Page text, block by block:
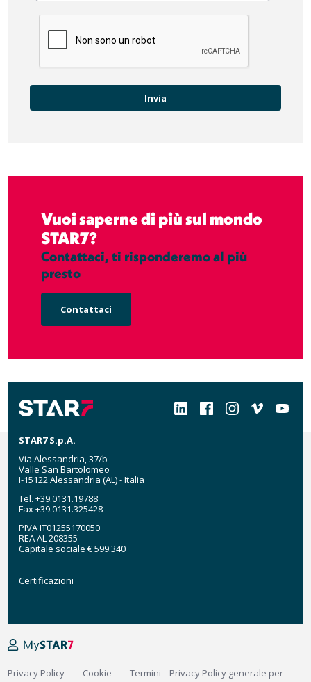
Vuoi saperne di più sul mondo
STAR7?
Contattaci, ti risponderemo al più
presto
Contattaci
Social
STAR7 S.p.A.
Via Alessandria, 37/b
Valle San Bartolomeo
I-15122 Alessandria (AL) - Italia
Tel. +39.0131.19788
Fax +39.0131.325428
PIVA IT01255170050
REA AL 208355
Capitale sociale € 599.340
Certificazioni
Certificazioni
MyStar7
Footer
Privacy Policy
Cookie
Termini
Privacy Policy generale per